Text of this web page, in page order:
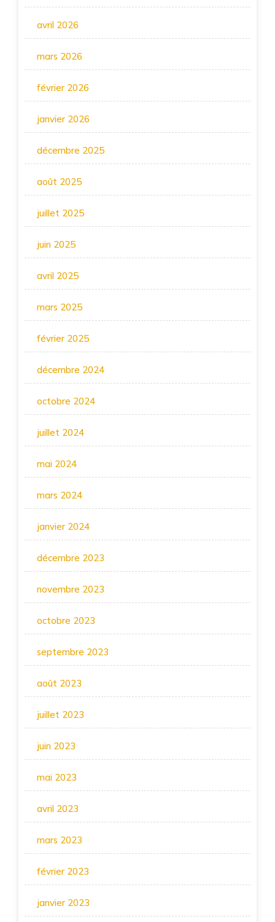
avril 2026
mars 2026
février 2026
janvier 2026
décembre 2025
août 2025
juillet 2025
juin 2025
avril 2025
mars 2025
février 2025
décembre 2024
octobre 2024
juillet 2024
mai 2024
mars 2024
janvier 2024
décembre 2023
novembre 2023
octobre 2023
septembre 2023
août 2023
juillet 2023
juin 2023
mai 2023
avril 2023
mars 2023
février 2023
janvier 2023